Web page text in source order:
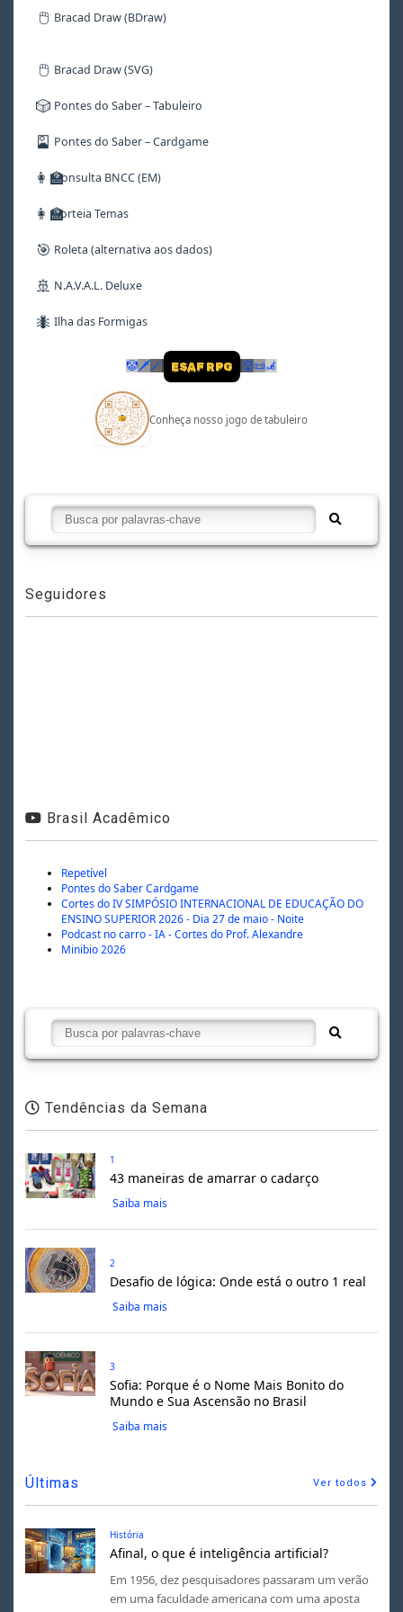
🖱️ Bracad Draw (BDraw)
🖱️ Bracad Draw (SVG)
🎲 Pontes do Saber – Tabuleiro
🎴 Pontes do Saber – Cardgame
👩‍🏫Consulta BNCC (EM)
👩‍🏫Sorteia Temas
🎯 Roleta (alternativa aos dados)
🚢 N.A.V.A.L. Deluxe
🐜 Ilha das Formigas
🤡 🗡🪄 ESAF RPG 👹📜🦼
Conheça nosso jogo de tabuleiro
Seguidores
Brasil Acadêmico
Repetível
Pontes do Saber Cardgame
Cortes do IV SIMPÓSIO INTERNACIONAL DE EDUCAÇÃO DO
ENSINO SUPERIOR 2026 - Dia 27 de maio - Noite
Podcast no carro - IA - Cortes do Prof. Alexandre
Minibio 2026
Tendências da Semana
1
43 maneiras de amarrar o cadarço
Saiba mais
2
Desafio de lógica: Onde está o outro 1 real
Saiba mais
3
Sofia: Porque é o Nome Mais Bonito do
Mundo e Sua Ascensão no Brasil
Saiba mais
Últimas Ver todos
História
Afinal, o que é inteligência artificial?
Em 1956, dez pesquisadores passaram um verão
em uma faculdade americana com uma aposta